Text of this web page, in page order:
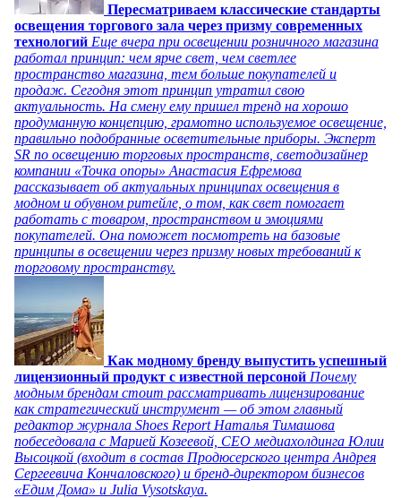
Пересматриваем классические стандарты
освещения торгового зала через призму современных
технологий Еще вчера при освещении розничного магазина
работал принцип: чем ярче свет, чем светлее
пространство магазина, тем больше покупателей и
продаж. Сегодня этот принцип утратил свою
актуальность. На смену ему пришел тренд на хорошо
продуманную концепцию, грамотно используемое освещение,
правильно подобранные осветительные приборы. Эксперт
SR по освещению торговых пространств, светодизайнер
компании «Точка опоры» Анастасия Ефремова
рассказывает об актуальных принципах освещения в
модном и обувном ритейле, о том, как свет помогает
работать с товаром, пространством и эмоциями
покупателей. Она поможет посмотреть на базовые
принципы в освещении через призму новых требований к
торговому пространству.
Как модному бренду выпустить успешный
лицензионный продукт с известной персоной Почему
модным брендам стоит рассматривать лицензирование
как стратегический инструмент — об этом главный
редактор журнала Shoes Report Наталья Тимашова
побеседовала с Марией Козеевой, СЕО медиахолдинга Юлии
Высоцкой (входит в состав Продюсерского центра Андрея
Сергеевича Кончаловского) и бренд-директором бизнесов
«Едим Дома» и Julia Vysotskaya.